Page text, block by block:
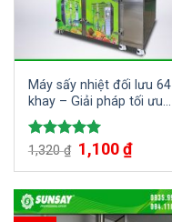
Máy sấy nhiệt đối lưu 64
khay – Giải pháp tối ưu
cho hiệu suất sấy cao
Được xếp
5.00
5 sao
1,320₫ 1,100₫